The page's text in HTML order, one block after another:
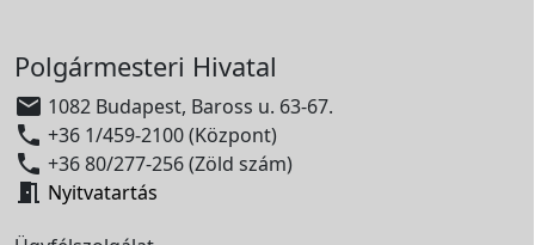
Polgármesteri Hivatal
 1082 Budapest, Baross u. 63-67.
 +36 1/459-2100 (Központ)
 +36 80/277-256 (Zöld szám)
 Nyitvatartás